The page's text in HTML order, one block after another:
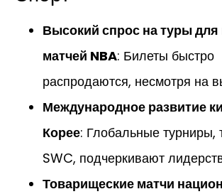
Высокий спрос на туры
матчей NBA: Билеты быстро
распродаются, несмотря на
Международное развитие
Корее: Глобальные турниры,
SWC, подчеркивают
Товарищеские матчи